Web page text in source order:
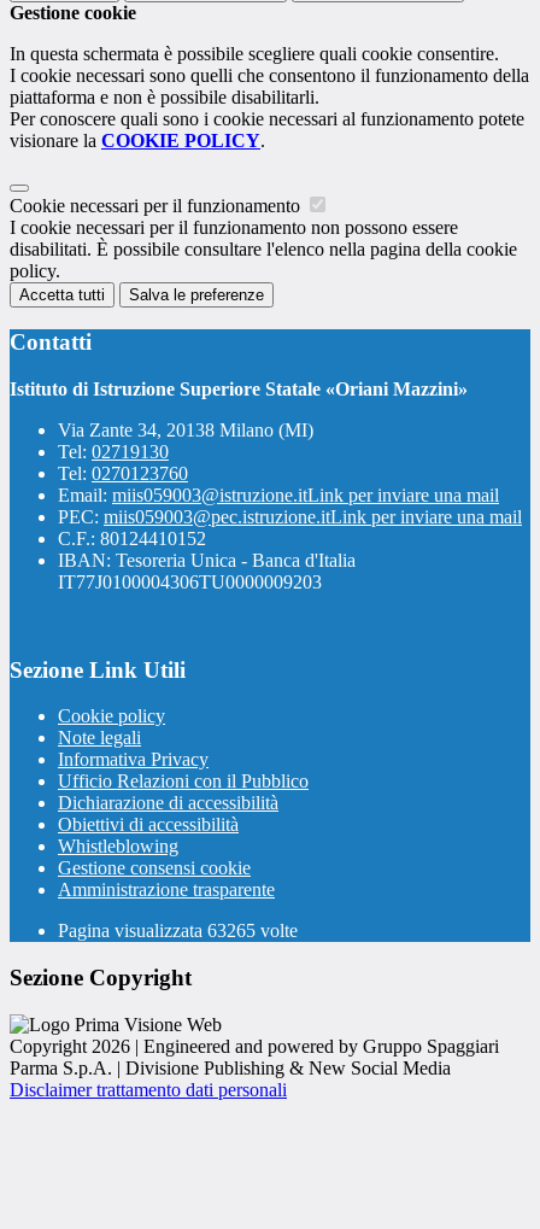
Gestione cookie
In questa schermata è possibile scegliere quali cookie consentire.
I cookie necessari sono quelli che consentono il funzionamento della
piattaforma e non è possibile disabilitarli.
Per conoscere quali sono i cookie necessari al funzionamento potete
visionare la COOKIE POLICY.
Cookie necessari per il funzionamento
I cookie necessari per il funzionamento non possono essere
disabilitati. È possibile consultare l'elenco nella pagina della cookie
policy.
Accetta tutti Salva le preferenze
Contatti
Istituto di Istruzione Superiore Statale «Oriani Mazzini»
Via Zante 34, 20138 Milano (MI)
Tel: 02719130
Tel: 0270123760
Email: miis059003@istruzione.itLink per inviare una mail
PEC: miis059003@pec.istruzione.itLink per inviare una mail
C.F.: 80124410152
IBAN: Tesoreria Unica - Banca d'Italia
IT77J0100004306TU0000009203
Sezione Link Utili
Cookie policy
Note legali
Informativa Privacy
Ufficio Relazioni con il Pubblico
Dichiarazione di accessibilità
Obiettivi di accessibilità
Whistleblowing
Gestione consensi cookie
Amministrazione trasparente
Pagina visualizzata 63265 volte
Sezione Copyright
Copyright 2026 | Engineered and powered by Gruppo Spaggiari
Parma S.p.A. | Divisione Publishing & New Social Media
Disclaimer trattamento dati personali